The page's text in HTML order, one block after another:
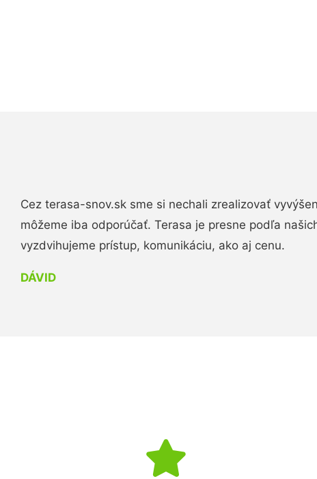
Cez terasa-snov.sk sme si nechali zrealizovať
môžeme iba odporúčať. Terasa je presne podľa
vyzdvihujeme prístup, komunikáciu, ako aj cenu.
DÁVID